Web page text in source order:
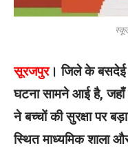
सूरजपुर। जिले के बसदेई
घटना सामने आई है, जहाँ
ने बच्चों की सुरक्षा पर
स्थित माध्यमिक शाला